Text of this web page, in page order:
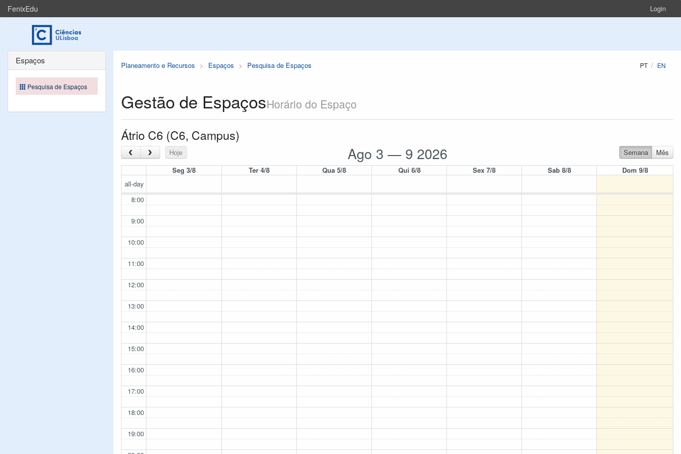
FenixEdu Login
Planeamento e Recursos Espaços Pesquisa de Espaços PT EN
Gestão de EspaçosHorário do Espaço
Átrio C6 (C6, Campus)
‹ › Hoje Ago 3 — 9 2026 Semana
Mês
Seg 3/8
Ter 4/8 Qua 5/8 Qui 6/8 Sex 7/8 Sab 8/8
Dom 9/8
all-day
8:00
9:00
10:00
11:00
12:00
13:00
14:00
15:00
16:00
17:00
18:00
19:00
Espaços
Pesquisa de Espaços